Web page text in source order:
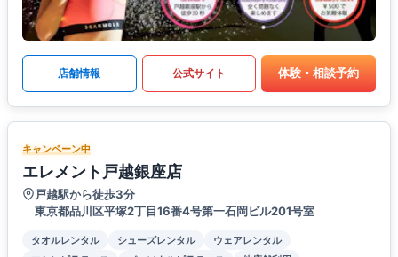
店舗情報 公式サイト 体験・相談予約
キャンペーン中
エレメント戸越銀座店
戸越駅から徒歩3分
東京都品川区平塚2丁目16番4号第一石岡ビル201号室
タオルレンタル シューズレンタル
ウェアレンタル